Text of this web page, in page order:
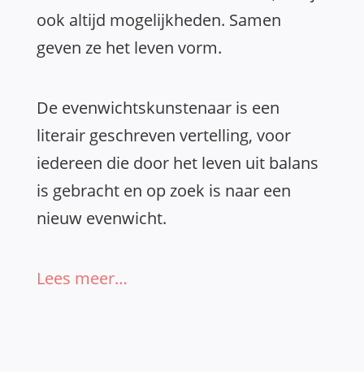
ook altijd mogelijkheden. Samen
geven ze het leven vorm.
De evenwichtskunstenaar is een
literair geschreven vertelling, voor
iedereen die door het leven uit balans
is gebracht en op zoek is naar een
nieuw evenwicht.
Lees meer…